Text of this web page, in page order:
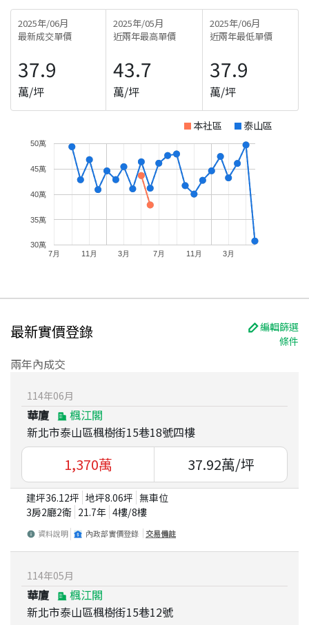
2025年/06月
最新成交單價
37.9
萬/坪
2025年/05月
近兩年最高單價
43.7
萬/坪
2025年/06月
近兩年最低單價
37.9
萬/坪
本社區 泰山區
7月 11月 3月 7月 11月 3月
30萬
35萬
40萬
45萬
50萬
最新實價登錄
編輯篩選
條件
兩年內成交
114年06月
華廈
楓江閣
新北市泰山區楓樹街15巷18號四樓
1,370萬 37.92萬/坪
建坪36.12坪 地坪8.06坪 無車位
3房2廳2衛 21.7年 4樓/8樓
資料說明 內政部實價登錄 交易備註
114年05月
華廈
楓江閣
新北市泰山區楓樹街15巷12號